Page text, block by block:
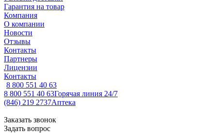
Гарантия на товар
Компания
О компании
Новости
Отзывы
Контакты
Партнеры
Лицензии
Контакты
8 800 551 40 63
8 800 551 40 63Горячая линия 24/7
(846) 219 2737Аптека
Заказать звонок
Задать вопрос